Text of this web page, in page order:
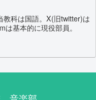
教科は国語。X(旧twitter)は
基本的に現役部員。